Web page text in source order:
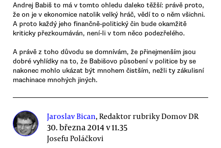
Andrej Babiš to má v tomto ohledu daleko těžší: právě proto,
že on je v ekonomice natolik velký hráč, vědí to o něm všichni.
A proto každý jeho finančně-politický čin bude okamžitě
kriticky přezkoumáván, není-li v tom něco podezřelého.
A právě z toho důvodu se domnívám, že přinejmenším jsou
dobré vyhlídky na to, že Babišovo působení v politice by se
nakonec mohlo ukázat být mnohem čistším, nežli ty zákulisní
machinace mnohých jiných.
Jaroslav Bican, Redaktor rubriky Domov DR
30. března 2014 v 11.35
Josefu Poláčkovi